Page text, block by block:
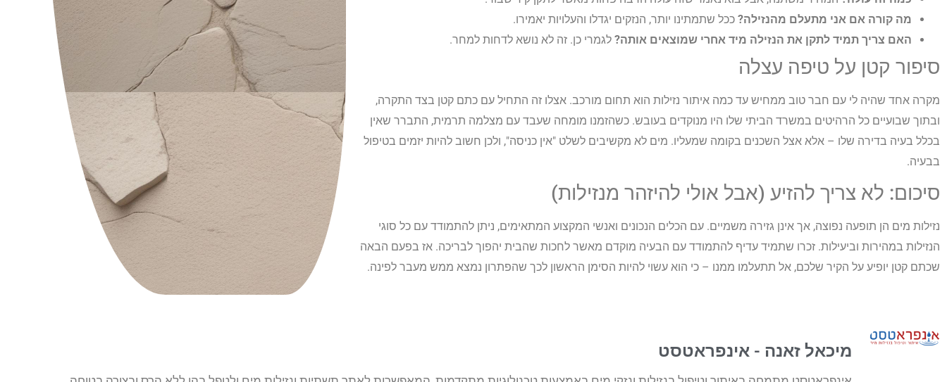
מה קורה אם אני מתעלם מהנזילה? ככל שתמתינו יותר, הנזקים יגדלו והעלויות יאמירו.
האם צריך תמיד לתקן את הנזילה מיד אחרי שמוצאים אותה? לגמרי כן. זה לא נושא לדחות למחר.
סיפור קטן על טיפה עצלה
מקרה אחד שהיה לי עם חבר טוב ממחיש עד כמה איתור נזילות הוא תחום מורכב. אצלו זה התחיל עם כתם קטן בצד התקרה,
ובתוך שבועיים כל הרהיטים במשרד הביתי שלו היו מנוקדים בעובש. כשהזמנו מומחה שעבד עם מצלמה תרמית, התברר שאין
בכלל בעיה בדירה שלו – אלא אצל השכנים בקומה שמעליו. מים לא מקשיבים לשלט "אין כניסה", ולכן חשוב להיות יזמים בטיפול
בבעיה.
סיכום: לא צריך להזיע (אבל אולי להיזהר מנזילות)
נזילות מים הן תופעה נפוצה, אך אינן גזירה משמיים. עם הכלים הנכונים ואנשי המקצוע המתאימים, ניתן להתמודד עם כל סוגי
הנזילות במהירות וביעילות. זכרו שתמיד עדיף להתמודד עם הבעיה מוקדם מאשר לחכות שהבית יהפוך לבריכה. אז בפעם הבאה
שכתם קטן יופיע על הקיר שלכם, אל תתעלמו ממנו – כי הוא עשוי להיות הסימן הראשון לכך שהפתרון נמצא ממש מעבר לפינה.
מיכאל זאנה - אינפראטסט